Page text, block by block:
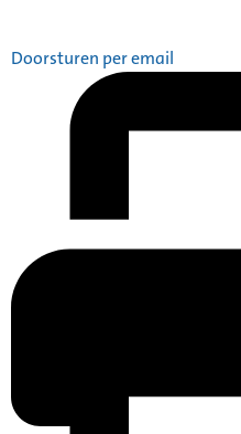
Doorsturen per email